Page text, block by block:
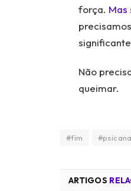
força. Mas
Não
queimar.
#fim
ARTIGOS